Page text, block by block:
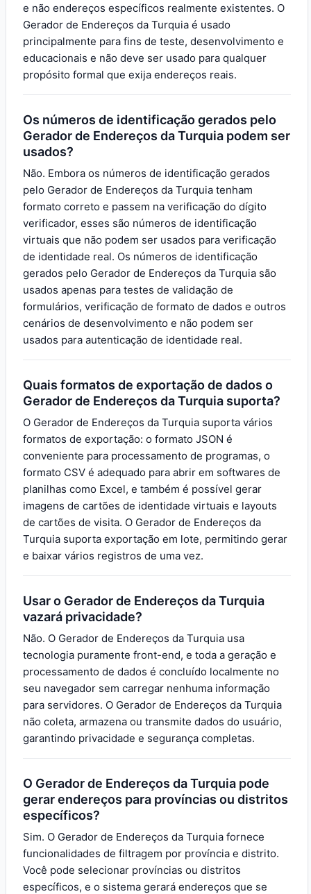
e não endereços específicos realmente existentes. O
Gerador de Endereços da Turquia é usado
principalmente para fins de teste, desenvolvimento e
educacionais e não deve ser usado para qualquer
propósito formal que exija endereços reais.
Os números de identificação gerados pelo
Gerador de Endereços da Turquia podem ser
usados?
Não. Embora os números de identificação gerados
pelo Gerador de Endereços da Turquia tenham
formato correto e passem na verificação do dígito
verificador, esses são números de identificação
virtuais que não podem ser usados para verificação
de identidade real. Os números de identificação
gerados pelo Gerador de Endereços da Turquia são
usados apenas para testes de validação de
formulários, verificação de formato de dados e outros
cenários de desenvolvimento e não podem ser
usados para autenticação de identidade real.
Quais formatos de exportação de dados o
Gerador de Endereços da Turquia suporta?
O Gerador de Endereços da Turquia suporta vários
formatos de exportação: o formato JSON é
conveniente para processamento de programas, o
formato CSV é adequado para abrir em softwares de
planilhas como Excel, e também é possível gerar
imagens de cartões de identidade virtuais e layouts
de cartões de visita. O Gerador de Endereços da
Turquia suporta exportação em lote, permitindo gerar
e baixar vários registros de uma vez.
Usar o Gerador de Endereços da Turquia
vazará privacidade?
Não. O Gerador de Endereços da Turquia usa
tecnologia puramente front-end, e toda a geração e
processamento de dados é concluído localmente no
seu navegador sem carregar nenhuma informação
para servidores. O Gerador de Endereços da Turquia
não coleta, armazena ou transmite dados do usuário,
garantindo privacidade e segurança completas.
O Gerador de Endereços da Turquia pode
gerar endereços para províncias ou distritos
específicos?
Sim. O Gerador de Endereços da Turquia fornece
funcionalidades de filtragem por província e distrito.
Você pode selecionar províncias ou distritos
específicos, e o sistema gerará endereços que se